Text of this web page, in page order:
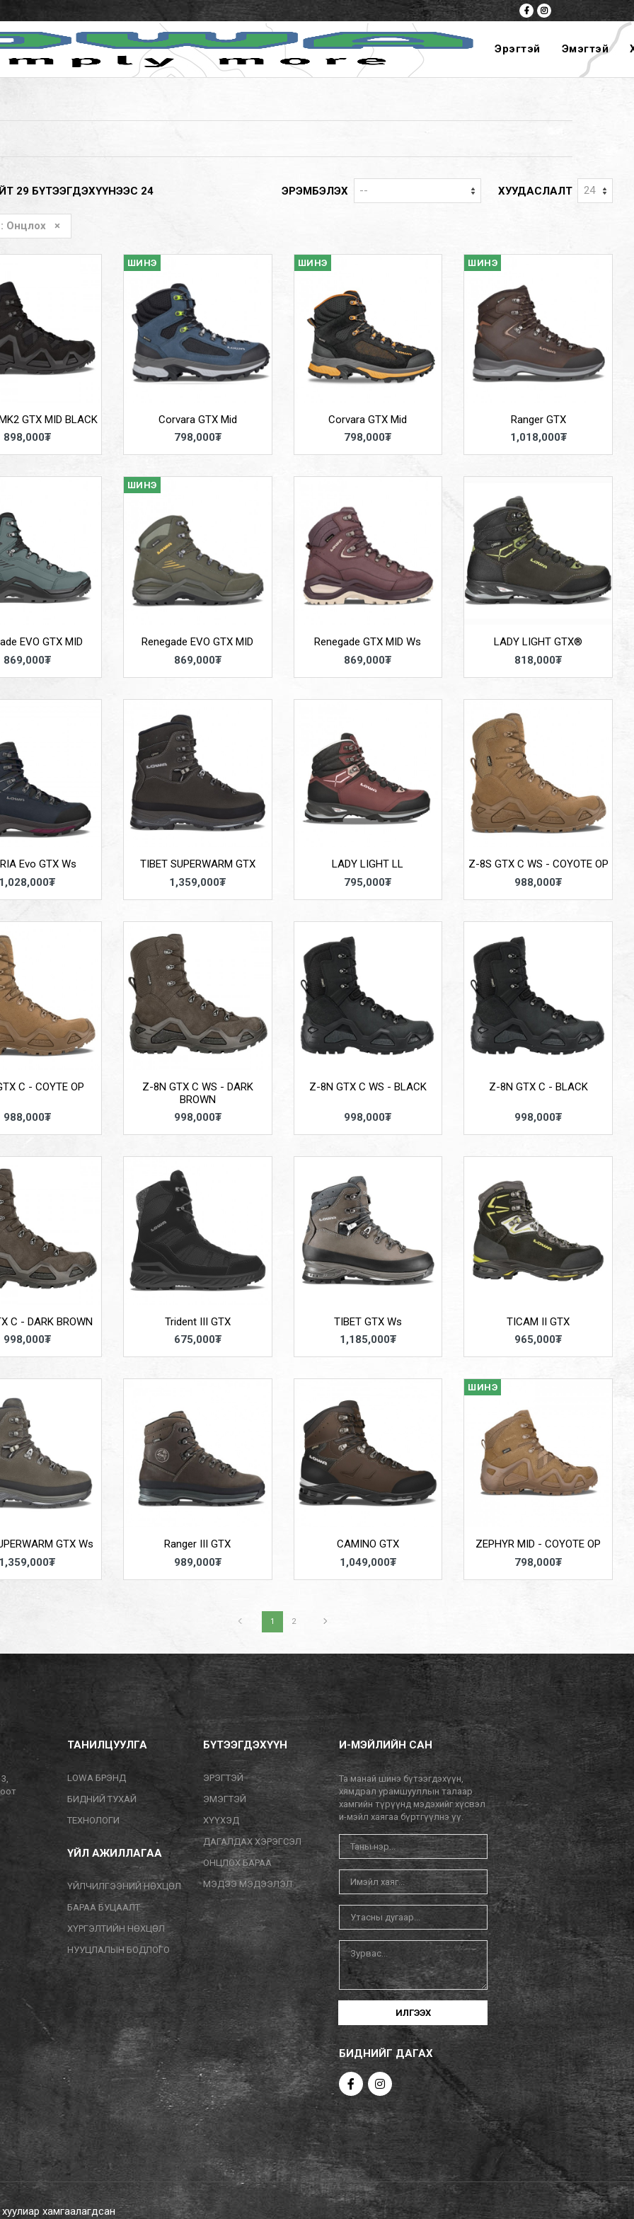
Эрэгтэй Эмэгтэй
29 БҮТЭЭГДЭХҮҮНЭЭС 24 ЭРЭМБЭЛЭХ ХУУДАСЛАЛТ
Онцлох ×
GTX MID BLACK
898,000₮
ШИНЭ
Corvara GTX Mid
798,000₮
ШИНЭ
Corvara GTX Mid
798,000₮
ШИНЭ
Ranger GTX
1,018,000₮
EVO GTX MID
869,000₮
ШИНЭ
Renegade EVO GTX MID
869,000₮
Renegade GTX MID Ws
869,000₮
LADY LIGHT GTX®
818,000₮
Evo GTX Ws
TIBET SUPERWARM GTX
1,359,000₮
LADY LIGHT LL
795,000₮
Z-8S GTX C WS - COYOTE OP
988,000₮
C - COYTE OP
988,000₮
Z-8N GTX C WS - DARK
BROWN
998,000₮
Z-8N GTX C WS - BLACK
998,000₮
Z-8N GTX C - BLACK
998,000₮
C - DARK BROWN
998,000₮
Trident III GTX
675,000₮
TIBET GTX Ws
1,185,000₮
TICAM II GTX
965,000₮
GTX Ws
Ranger III GTX
989,000₮
CAMINO GTX
1,049,000₮
ШИНЭ
ZEPHYR MID - COYOTE OP
798,000₮
1 2
ТАНИЛЦУУЛГА
LOWA БРЭНД
БИДНИЙ ТУХАЙ
ТЕХНОЛОГИ
ҮЙЛ АЖИЛЛАГАА
ҮЙЛЧИЛГЭЭНИЙ НӨХЦӨЛ
БАРАА БУЦААЛТ
ХҮРГЭЛТИЙН НӨХЦӨЛ
НУУЦЛАЛЫН БОДЛОГО
БҮТЭЭГДЭХҮҮН
ЭРЭГТЭЙ
ЭМЭГТЭЙ
ХҮҮХЭД
ДАГАЛДАХ ХЭРЭГСЭЛ
ОНЦЛОХ БАРАА
МЭДЭЭ МЭДЭЭЛЭЛ
И-МЭЙЛИЙН САН
Та манай шинэ бүтээгдэхүүн,
хямдрал урамшууллын талаар
хамгийн түрүүнд мэдэхийг хүсвэл
и-мэйл хаягаа бүртгүүлнэ үү.
ИЛГЭЭХ
БИДНИЙГ ДАГАХ
хамгаалагдсан